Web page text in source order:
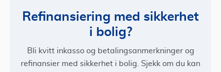
Refinansiering med sikkerhet
i bolig?
Bli kvitt inkasso og betalingsanmerkninger og
refinansier med sikkerhet i bolig. Sjekk om du kan